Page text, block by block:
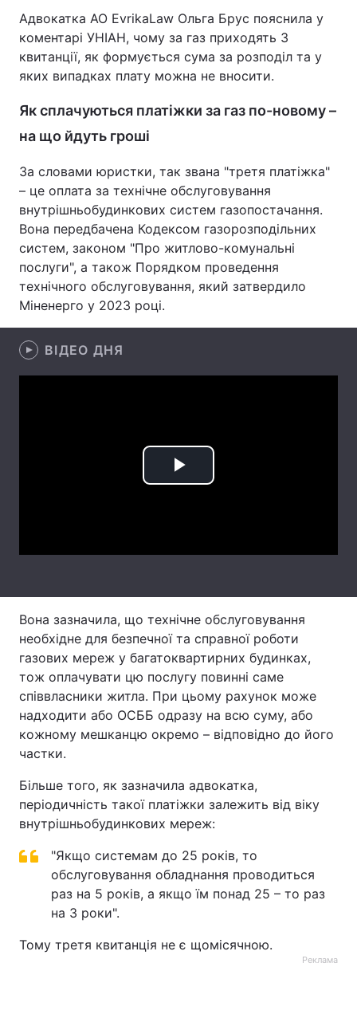
Техно і зв'язок Лайт
Зброя Інциденти
Цікавинки
Лонгріди
Відео з Youtube
Інтерв'ю Думки
Архів
Контакти
Послуги
Адвокатка АО EvrikaLaw Ольга Брус пояснила у
коментарі УНІАН, чому за газ приходять 3
квитанції, як формується сума за розподіл та у
яких випадках плату можна не вносити.
Як сплачуються платіжки за газ по-новому –
на що йдуть гроші
За словами юристки, так звана "третя платіжка"
– це оплата за технічне обслуговування
внутрішньобудинкових систем газопостачання.
Вона передбачена Кодексом газорозподільних
систем, законом "Про житлово-комунальні
послуги", а також Порядком проведення
технічного обслуговування, який затвердило
Міненерго у 2023 році.
ВІДЕО ДНЯ
Play
Вона зазначила, що технічне обслуговування
необхідне для безпечної та справної роботи
газових мереж у багатоквартирних будинках,
тож оплачувати цю послугу повинні саме
співвласники житла. При цьому рахунок може
надходити або ОСББ одразу на всю суму, або
кожному мешканцю окремо – відповідно до його
частки.
Більше того, як зазначила адвокатка,
періодичність такої платіжки залежить від віку
внутрішньобудинкових мереж:
"Якщо системам до 25 років, то
обслуговування обладнання проводиться
раз на 5 років, а якщо їм понад 25 – то раз
на 3 роки".
Тому третя квитанція не є щомісячною.
Реклама